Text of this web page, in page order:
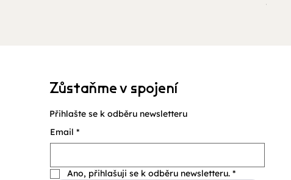
včetně
Zůstaňme v spojení
Přihlašte se k odběru newsletteru
Email *
Ano, přihlašuji se k odběru newsletteru. *